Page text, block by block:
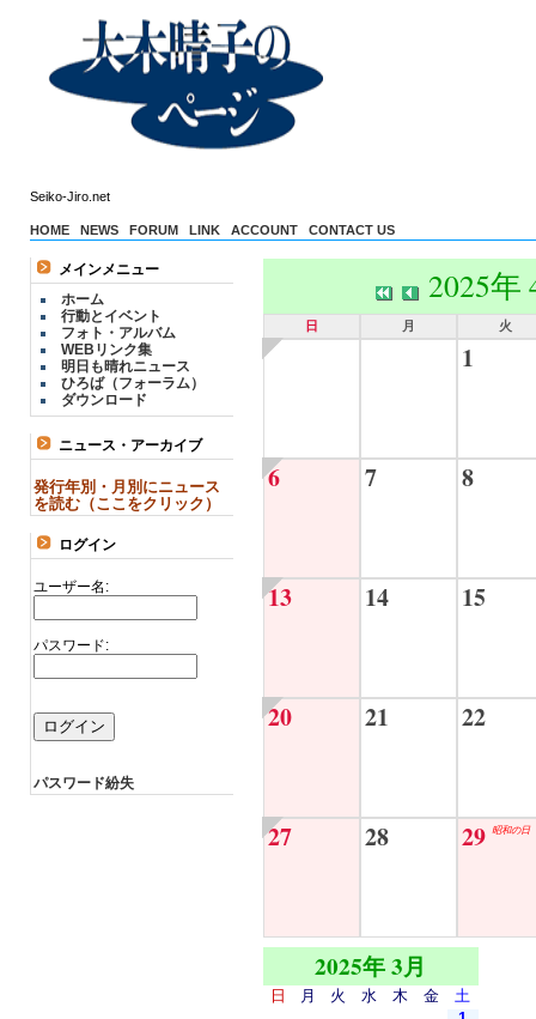
Seiko-Jiro.net
HOME NEWS FORUM LINK ACCOUNT CONTACT US
メインメニュー
ホーム
行動とイベント
フォト・アルバム
WEBリンク集
明日も晴れニュース
ひろば（フォーラム）
ダウンロード
ニュース・アーカイブ
発行年別・月別にニュース
を読む（ここをクリック）
ログイン
ユーザー名:
パスワード:
パスワード紛失
2025年
日 月 火
1
6 7 8
13 14 15
20 21 22
27 28 29 昭和の日
2025年 3月
日 月 火 水 木 金
土